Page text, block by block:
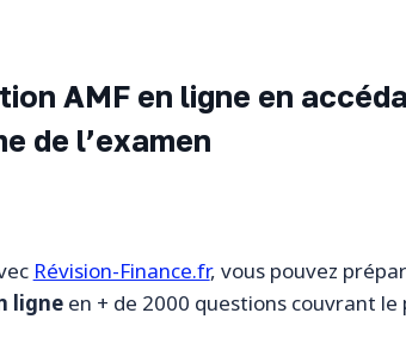
AMF en ligne en
de l’examen
Révision-Finance.fr, vous pouvez
ligneen + de 2000 questions couvrant